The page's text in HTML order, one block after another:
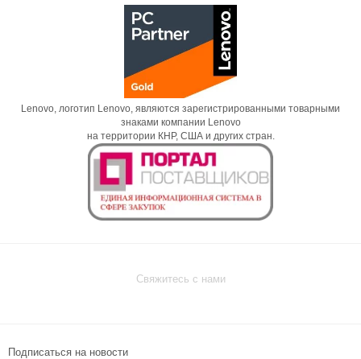
Lenovo, логотип Lenovo, являются зарегистрированными товарными
знаками компании Lenovo
на территории КНР, США и других стран.
Свяжитесь с нами
Подписаться на новости